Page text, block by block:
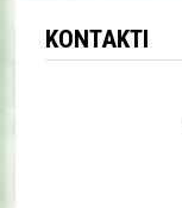
KONTAKTI